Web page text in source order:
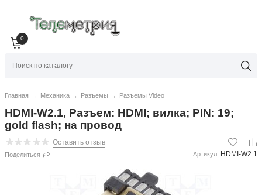
0
Главная → Механика → Разъемы → Разъемы Video
HDMI-W2.1, Разъем: HDMI; вилка; PIN: 19;
gold flash; на провод
Оставить отзыв
Поделиться Артикул: HDMI-W2.1